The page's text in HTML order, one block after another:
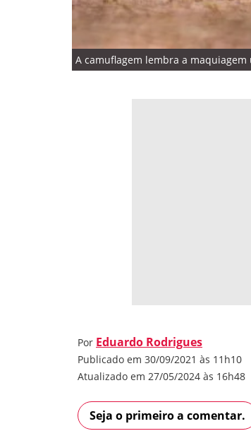
A camuflagem lembra a maquiagem
Por Eduardo Rodrigues
Publicado em 30/09/2021 às 11h10
Atualizado em 27/05/2024 às 16h48
Seja o primeiro a comentar.